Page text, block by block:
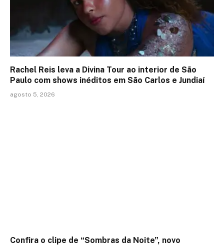
Rachel Reis leva a Divina Tour ao interior de São
Paulo com shows inéditos em São Carlos e Jundiaí
agosto 5, 2026
Confira o clipe de “Sombras da Noite”, novo